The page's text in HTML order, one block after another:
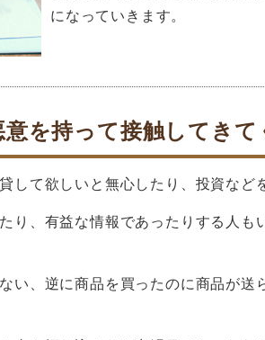
になっていきます。
を持って接触してきて
して欲しいと無心したり、投資など
り、有益な情報であったりする人も
い、逆に商品を買ったのに商品が送